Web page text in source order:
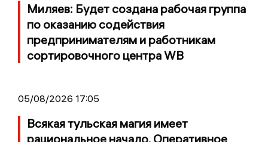
Миляев: Будет создана рабочая группа
по оказанию содействия
предпринимателям и работникам
сортировочного центра WB
05/08/2026 17:05
Всякая тульская магия имеет
рациональное начало. Оперативное